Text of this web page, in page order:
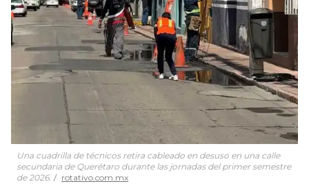
Una cuadrilla de técnicos retira cableado en desuso en una calle
secundaria de Querétaro durante las jornadas del primer semestre
de 2026.
rotativo.com.mx